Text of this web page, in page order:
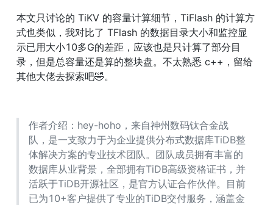
本文只讨论的 TiKV 的容量计算细节，TiFlash 的计算方
式也类似，我对比了 TFlash 的数据目录大小和监控显
示已用大小10多G的差距，应该也是只计算了部分目
录，但是总容量还是算的整块盘。不太熟悉 c++，留给
其他大佬去探索吧🤣。
作者介绍：hey-hoho，来自神州数码钛合金战
队，是一支致力于为企业提供分布式数据库TiDB整
体解决方案的专业技术团队。团队成员拥有丰富的
数据库从业背景，全部拥有TiDB高级资格证书，并
活跃于TiDB开源社区，是官方认证合作伙伴。目前
已为10+客户提供了专业的TiDB交付服务，涵盖金